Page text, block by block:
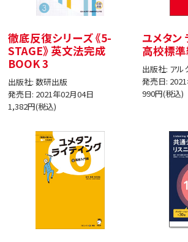
徹底反復シリーズ 《5-
STAGE》 英文法完成
BOOK 3
出版社: 数研出版
発売日: 2021年02月04日
1,382円(税込)
ユメタン
高校標
出版社: アル
発売日:
990円(税込)